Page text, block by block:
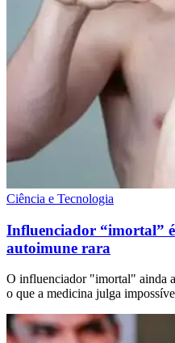
Ciência e Tecnologia
Influenciador “imortal”
autoimune rara
O influenciador "imortal" ainda
o que a medicina julga